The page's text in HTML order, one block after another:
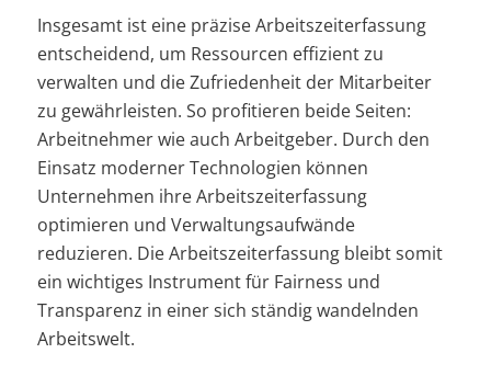
Insgesamt ist eine präzise Arbeitszeiterfassung
entscheidend, um Ressourcen effizient zu
verwalten und die Zufriedenheit der Mitarbeiter
zu gewährleisten. So profitieren beide Seiten:
Arbeitnehmer wie auch Arbeitgeber. Durch den
Einsatz moderner Technologien können
Unternehmen ihre Arbeitszeiterfassung
optimieren und Verwaltungsaufwände
reduzieren. Die Arbeitszeiterfassung bleibt somit
ein wichtiges Instrument für Fairness und
Transparenz in einer sich ständig wandelnden
Arbeitswelt.